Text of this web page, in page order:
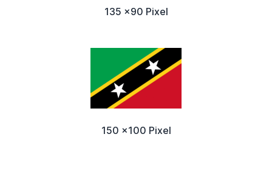
135 x90 Pixel
150 x100 Pixel